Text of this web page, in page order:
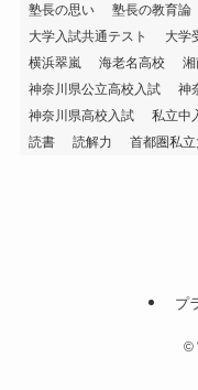
塾長の思い
塾長の教育論
大学入試共通テスト
大学
横浜翠嵐
海老名高校
神奈川県公立高校入試
神
神奈川県高校入試
私立中
読書
読解力 首都圏私
プ
©